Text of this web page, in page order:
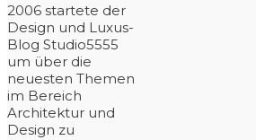
2006 startete der
Design und Luxus-
Blog Studio5555
um über die
neuesten Themen
im Bereich
Architektur und
Design zu